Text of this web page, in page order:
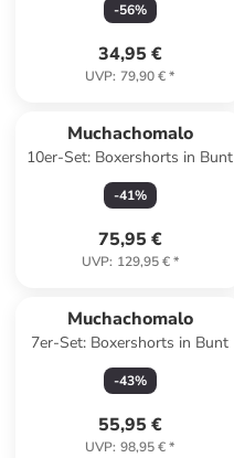
-56%
34,95 €
UVP: 79,90 €*
Muchachomalo
10er-Set: Boxershorts in Bunt
-41%
75,95 €
UVP: 129,95 €*
Muchachomalo
7er-Set: Boxershorts in Bunt
-43%
55,95 €
UVP: 98,95 €*